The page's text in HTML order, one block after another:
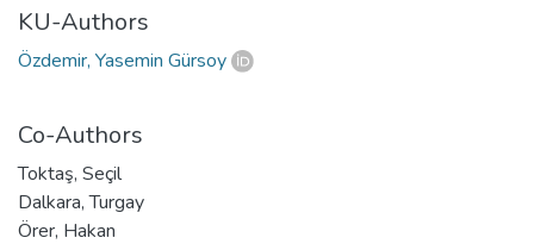
KU-Authors
Özdemir, Yasemin Gürsoy
Co-Authors
Toktaş, Seçil
Dalkara, Turgay
Örer, Hakan